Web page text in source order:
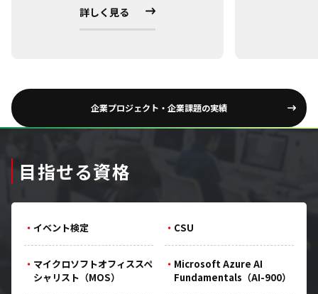
詳しく見る
企業プロジェクト・企業課題の実績
目指せる資格
イベント検定 CSU
マイクロソフトオフィススペ
シャリスト（MOS）
Microsoft Azure AI
Fundamentals（AI-900）